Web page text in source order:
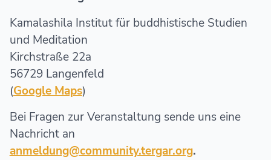
Kamalashila Institut für buddhistische Studien
und Meditation
Kirchstraße 22a
56729 Langenfeld
(Google Maps)
Bei Fragen zur Veranstaltung sende uns eine
Nachricht an
anmeldung@community.tergar.org.